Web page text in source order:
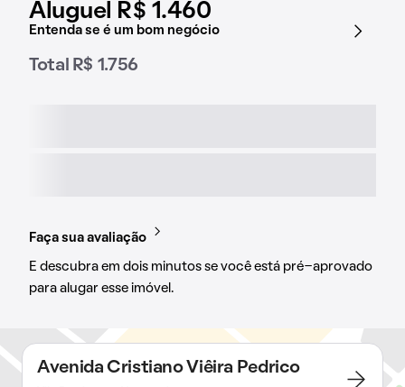
Aluguel R$ 1.460
Entenda se é um bom negócio
Total R$ 1.756
Faça sua avaliação
E descubra em dois minutos se você está pré-aprovado
para alugar esse imóvel.
Avenida Cristiano Viêira Pedrico